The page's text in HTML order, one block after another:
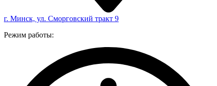
г. Минск, ул. Сморговский тракт 9
Режим работы: